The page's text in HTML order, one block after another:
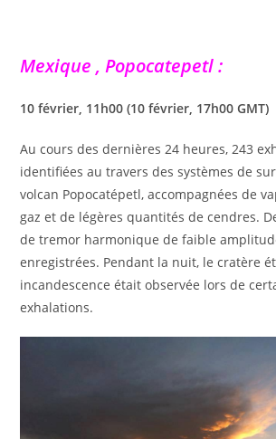
Mexique , Popocatepetl :
10 février, 11h00 (10 février, 17h00 GMT)
Au cours des dernières 24 heures, 243
identifiées au travers des systèmes de
volcan Popocatépetl, accompagnées de
gaz et de légères quantités de cendres.
de tremor harmonique de faible
enregistrées. Pendant la nuit, le cratère
incandescence était observée lors de
exhalations.